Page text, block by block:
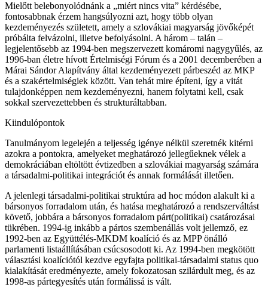
Mielőtt belebonyolódnánk a „miért nincs vita” kérdésébe,
fontosabbnak érzem hangsúlyozni azt, hogy több olyan
kezdeményezés született, amely a szlovákiai magyarság jövőképét
próbálta felvázolni, illetve befolyásolni. A három – talán –
legjelentősebb az 1994-ben megszervezett komáromi nagygyűlés, az
1996-ban életre hívott Értelmiségi Fórum és a 2001 decemberében a
Márai Sándor Alapítvány által kezdeményezett párbeszéd az MKP
és a szakértelmiségiek között. Van tehát mire építeni, így a vitát
tulajdonképpen nem kezdeményezni, hanem folytatni kell, csak
sokkal szervezettebben és strukturáltabban.
Kiindulópontok
Tanulmányom legelején a teljesség igénye nélkül szeretnék kitérni
azokra a pontokra, amelyeket meghatározó jellegűeknek vélek a
demokráciában eltöltött évtizedben a szlovákiai magyarság számára
a társadalmi-politikai integrációt és annak formálását illetően.
A jelenlegi társadalmi-politikai struktúra ad hoc módon alakult ki a
bársonyos forradalom után, és hatása meghatározó a rendszerváltást
követő, jobbára a bársonyos forradalom párt(politikai) csatározásai
tükrében. 1994-ig inkább a pártos szembenállás volt jellemző, ez
1992-ben az Együttélés-MKDM koalíció és az MPP önálló
parlamenti listaállításában csúcsosodott ki. Az 1994-ben megkötött
választási koalíciótól kezdve egyfajta politikai-társadalmi status quo
kialakítását eredményezte, amely fokozatosan szilárdult meg, és az
1998-as pártegyesítés után formálissá is vált.